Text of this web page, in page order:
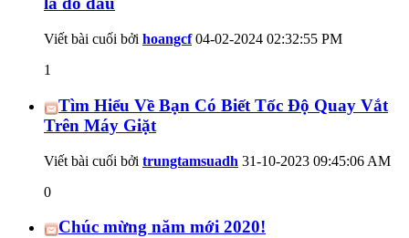
Viết bài cuối bởi hoangcf04-02-2024 02:32:55 PM
1
Tìm Hiểu Về Bạn Có Biết Tốc Độ Quay Vắt
Trên Máy Giặt
Viết bài cuối bởi trungtamsuadh 31-10-2023 09:45:06 AM
0
Chúc mừng năm mới 2020!